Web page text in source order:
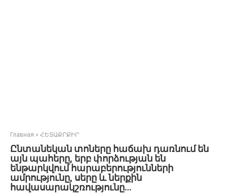
Главная » ՀԵՏԱՔՐՔԻՐ
Ընտանեկան տոները հաճախ դառնում են
այն պահերը, երբ փորձության են
ենթարկվում հարաբերությունների
ամրությունը, սերը և ներքին
հավասարակշռությունը…